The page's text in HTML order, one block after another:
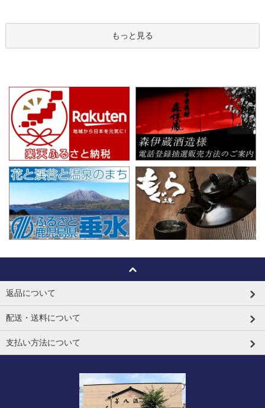
もっと見る
返品について
配送・送料について
支払い方法について